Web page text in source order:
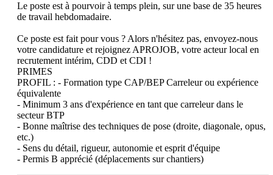
Le poste est à pourvoir à temps plein, sur une base de 35 heures
de travail hebdomadaire.
Ce poste est fait pour vous ? Alors n'hésitez pas, envoyez-nous
votre candidature et rejoignez APROJOB, votre acteur local en
recrutement intérim, CDD et CDI !
PRIMES
PROFIL : - Formation type CAP/BEP Carreleur ou expérience
équivalente
- Minimum 3 ans d'expérience en tant que carreleur dans le
secteur BTP
- Bonne maîtrise des techniques de pose (droite, diagonale, opus,
etc.)
- Sens du détail, rigueur, autonomie et esprit d'équipe
- Permis B apprécié (déplacements sur chantiers)